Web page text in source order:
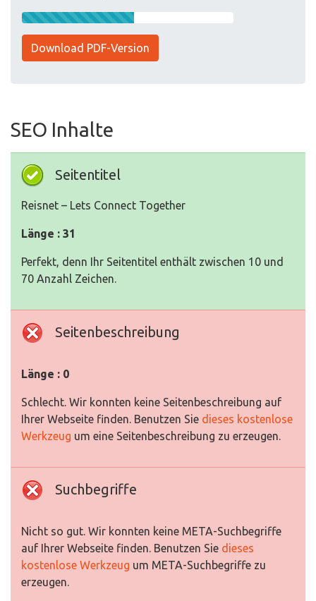
Download PDF-Version
SEO Inhalte
Seitentitel
Reisnet – Lets Connect Together
Länge : 31
Perfekt, denn Ihr Seitentitel enthält zwischen 10 und
70 Anzahl Zeichen.
Seitenbeschreibung
Länge : 0
Schlecht. Wir konnten keine Seitenbeschreibung auf
Ihrer Webseite finden. Benutzen Sie dieses kostenlose
Werkzeug um eine Seitenbeschreibung zu erzeugen.
Suchbegriffe
Nicht so gut. Wir konnten keine META-Suchbegriffe
auf Ihrer Webseite finden. Benutzen Sie dieses
kostenlose Werkzeug um META-Suchbegriffe zu
erzeugen.